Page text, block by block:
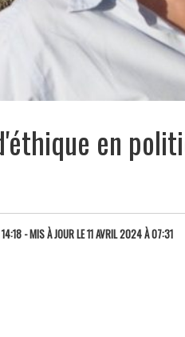
en
- MIS À JOUR LE 11 AVRIL 2024 À 07:31